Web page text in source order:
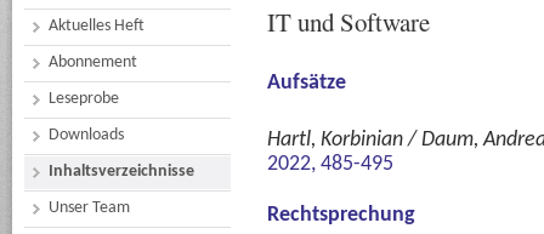
Aktuelles Heft
Abonnement
Leseprobe
Downloads
Inhaltsverzeichnisse
Unser Team
IT und Software
Aufsätze
Hartl, Korbinian / Daum,
2022, 485-495
Rechtsprechung